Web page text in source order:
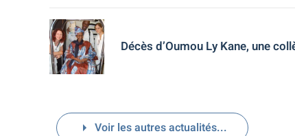
Décès d’Oumou Ly Kane, une
Voir les autres actualités...